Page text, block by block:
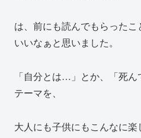
は、前にも読んでもらった
いいなぁと思いました。
「自分とは…」とか、「死
テーマを、
大人にも子供にもこんなに